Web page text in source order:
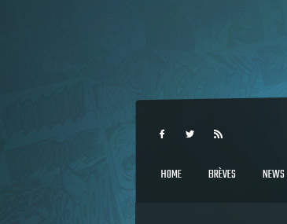
HOME BRÈVES NEWS